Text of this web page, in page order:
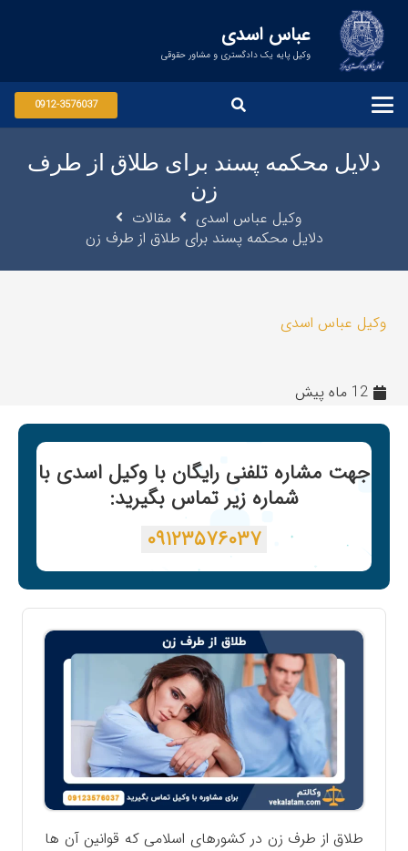
عباس اسدی
وکیل پایه یک دادگستری و مشاور حقوقی
0912-3576037
دلایل محکمه پسند برای طلاق از طرف
زن
وکیل عباس اسدی
مقالات
دلایل محکمه پسند برای طلاق از طرف زن
وکیل عباس اسدی
12 ماه پیش
جهت مشاره تلفنی رایگان با وکیل اسدی با
شماره زیر تماس بگیرید:
۰۹۱۲۳۵۷۶۰۳۷
طلاق از طرف زن در کشورهای اسلامی که قوانین آن ها